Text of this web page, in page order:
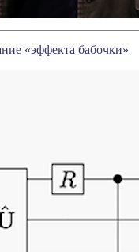
«эффекта бабочки»